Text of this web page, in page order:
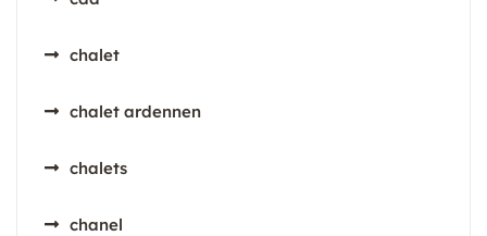
chalet
chalet ardennen
chalets
chanel